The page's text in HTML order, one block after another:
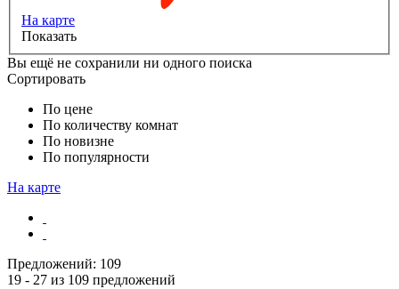
На карте
Показать
Вы ещё не сохранили ни одного поиска
Сортировать
По цене
По количеству комнат
По новизне
По популярности
На карте
Предложений: 109
19 - 27 из 109 предложений